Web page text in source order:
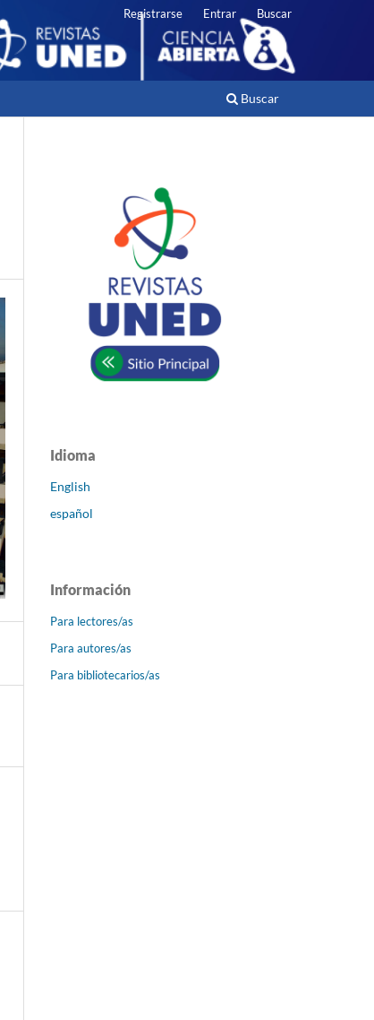
Buscar
Registrarse Entrar Buscar
Idioma
English
español
Información
Para lectores/as
Para autores/as
Para bibliotecarios/as